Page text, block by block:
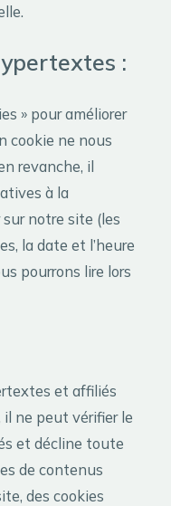
:
» pour améliorer
cookie ne nous
revanche, il
à la
notre site (les
la date et l’heure
pourrons lire lors
et affiliés
il ne peut vérifier le
et décline toute
de contenus
des cookies